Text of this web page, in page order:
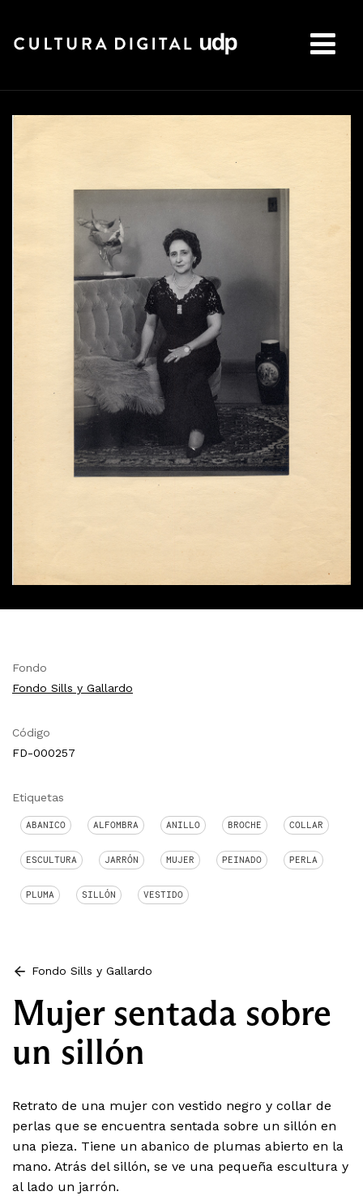
Fondo
Fondo Sills y Gallardo
Código
FD-000257
Etiquetas
ABANICO ALFOMBRA ANILLO BROCHE COLLAR
ESCULTURA JARRÓN MUJER PEINADO PERLA
PLUMA SILLÓN VESTIDO
Fondo Sills y Gallardo
Mujer sentada sobre
un sillón
Retrato de una mujer con vestido negro y collar de
perlas que se encuentra sentada sobre un sillón en
una pieza. Tiene un abanico de plumas abierto en la
mano. Atrás del sillón, se ve una pequeña escultura y
al lado un jarrón.